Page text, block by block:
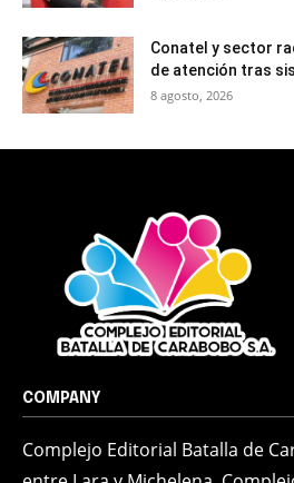
Conatel y sector
de atención tras
8 agosto, 2026
COMPANY
Complejo Editorial Batalla de